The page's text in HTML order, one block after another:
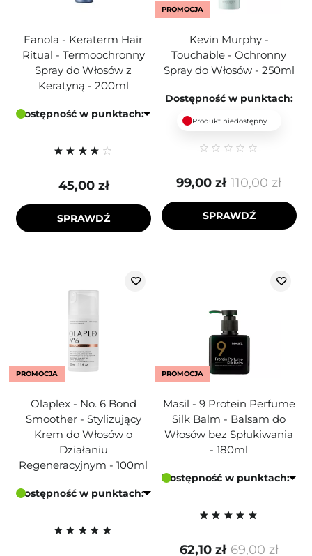
Fanola - Keraterm Hair
Ritual - Termoochronny
Spray do Włosów z
Keratyną - 200ml
Dostępność w punktach:
45,00 zł
SPRAWDŹ
PROMOCJA
Kevin Murphy -
Touchable - Ochronny
Spray do Włosów - 250ml
Dostępność w punktach:
Produkt niedostępny
110,00 zł
99,00 zł
SPRAWDŹ
PROMOCJA
Olaplex - No. 6 Bond
Smoother - Stylizujący
Krem do Włosów o
Działaniu
Regeneracyjnym - 100ml
Dostępność w punktach:
PROMOCJA
Masil - 9 Protein Perfume
Silk Balm - Balsam do
Włosów bez Spłukiwania
- 180ml
Dostępność w punktach:
69,00 zł
62,10 zł